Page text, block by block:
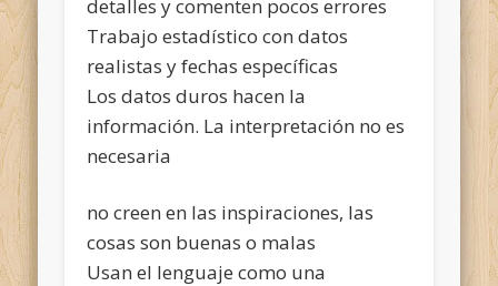
detalles y comenten pocos errores
Trabajo estadístico con datos
realistas y fechas específicas
Los datos duros hacen la
información. La interpretación no es
necesaria
no creen en las inspiraciones, las
cosas son buenas o malas
Usan el lenguaje como una